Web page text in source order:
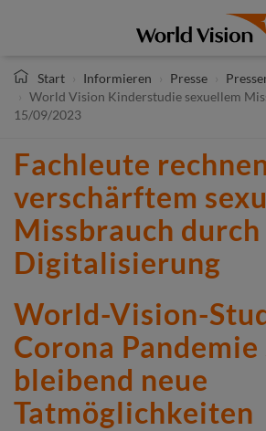
Start
Informieren Presse
World Vision Kinderstudie sexuellem
15/09/2023
Fachleute
verschärftem
Missbrauch durch
Digitalisierung
World-Vision-
Corona Pandemie
bleibend neue
Tatmöglichkeiten